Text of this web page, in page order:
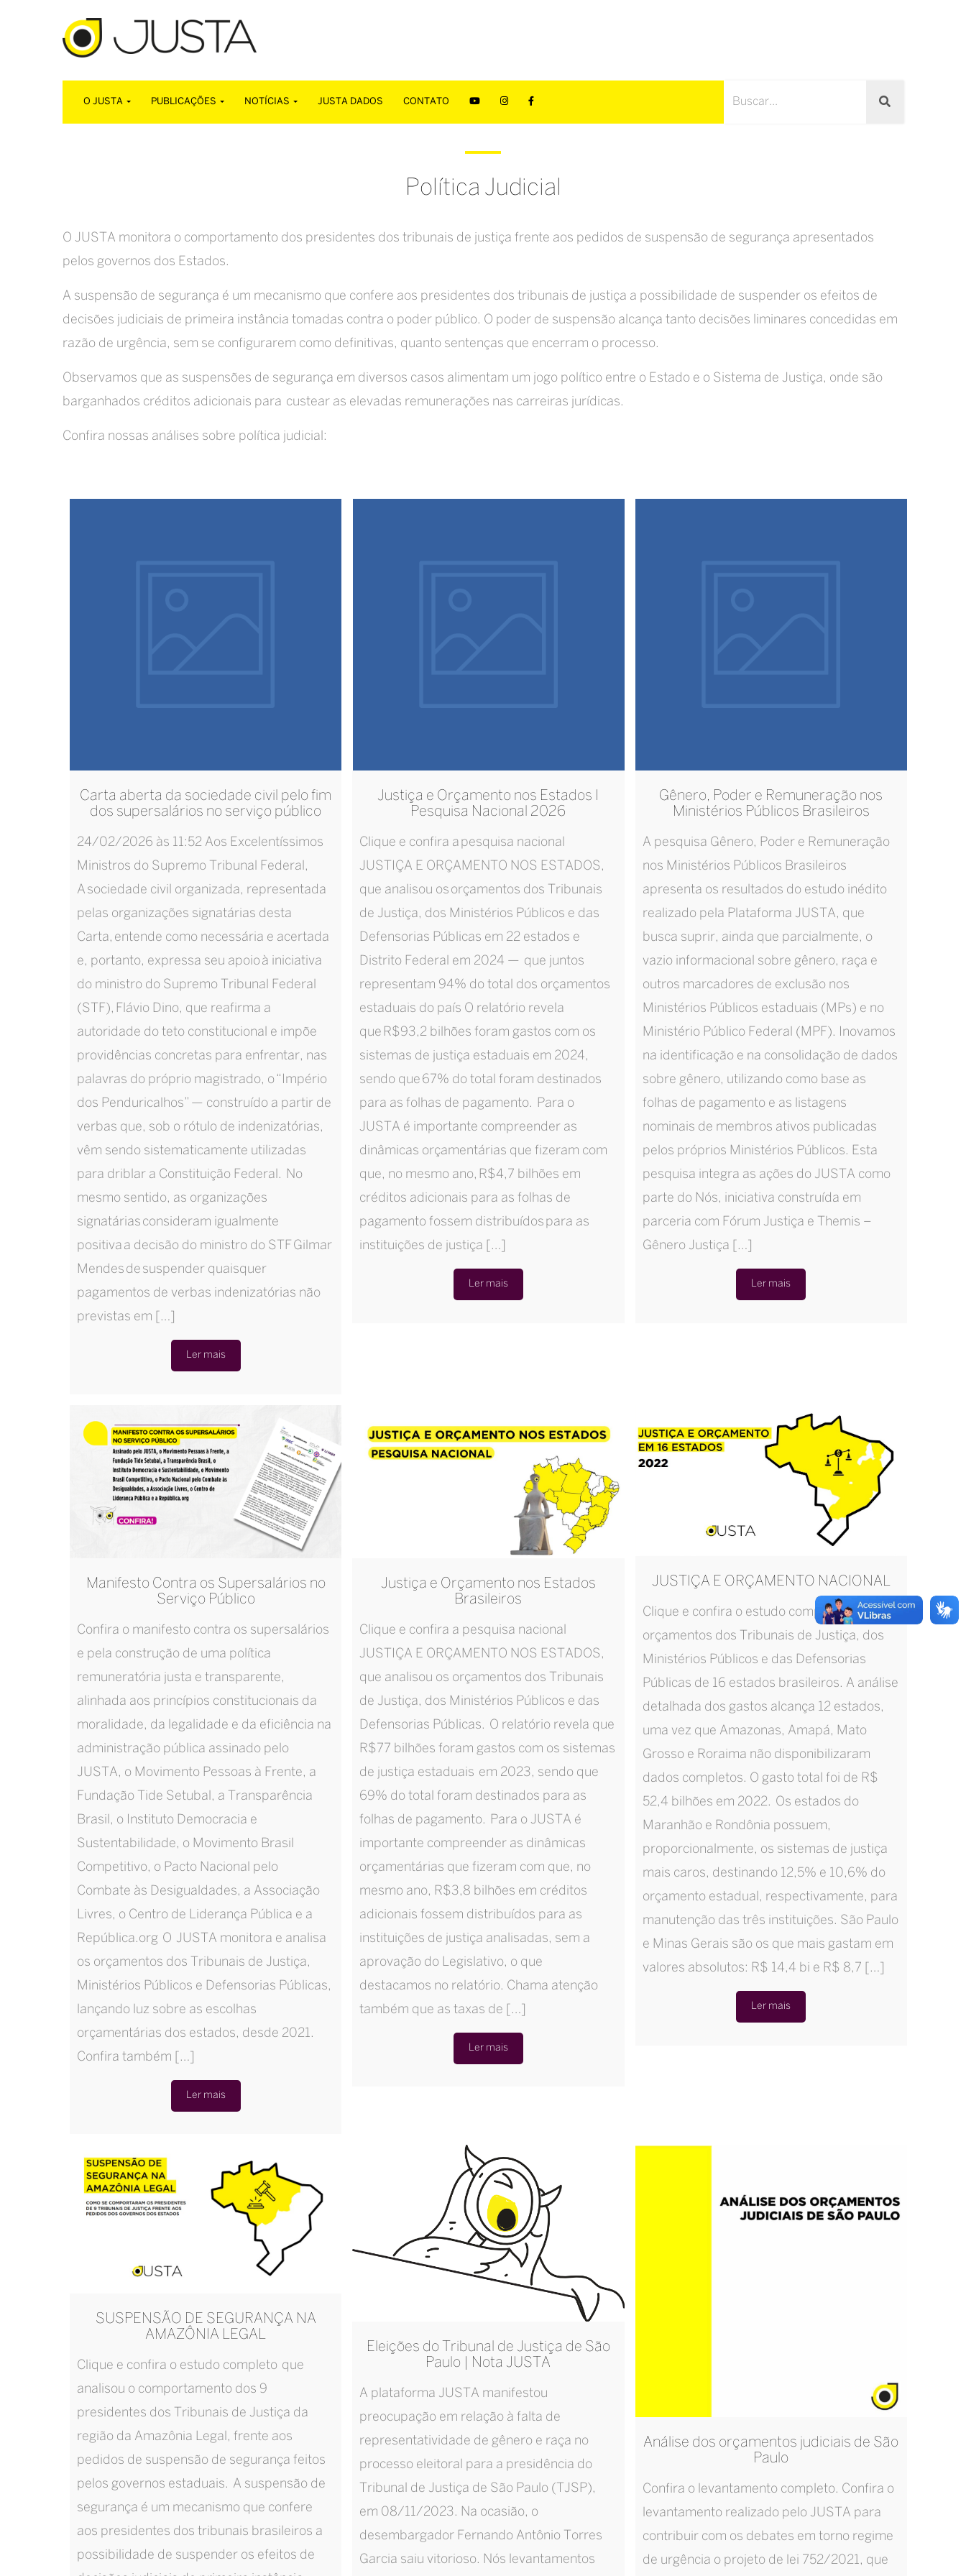
O JUSTA PUBLICAÇÕES NOTÍCIAS JUSTA DADOS CONTATO
Política Judicial
O JUSTA monitora o comportamento dos presidentes dos tribunais de justiça frente aos pedidos de suspensão de segurança apresentados
pelos governos dos Estados.
A suspensão de segurança é um mecanismo que confere aos presidentes dos tribunais de justiça a possibilidade de suspender os efeitos de
decisões judiciais de primeira instância tomadas contra o poder público. O poder de suspensão alcança tanto decisões liminares concedidas em
razão de urgência, sem se configurarem como definitivas, quanto sentenças que encerram o processo.
Observamos que as suspensões de segurança em diversos casos alimentam um jogo político entre o Estado e o Sistema de Justiça, onde são
barganhados créditos adicionais para custear as elevadas remunerações nas carreiras jurídicas.
Confira nossas análises sobre política judicial:
Carta aberta da sociedade civil pelo fim
dos supersalários no serviço público
24/02/2026 às 11:52 Aos Excelentíssimos
Ministros do Supremo Tribunal Federal,
A sociedade civil organizada, representada
pelas organizações signatárias desta
Carta, entende como necessária e acertada
e, portanto, expressa seu apoio à iniciativa
do ministro do Supremo Tribunal Federal
(STF), Flávio Dino, que reafirma a
autoridade do teto constitucional e impõe
providências concretas para enfrentar, nas
palavras do próprio magistrado, o “Império
dos Penduricalhos” — construído a partir de
verbas que, sob o rótulo de indenizatórias,
vêm sendo sistematicamente utilizadas
para driblar a Constituição Federal. No
mesmo sentido, as organizações
signatárias consideram igualmente
positiva a decisão do ministro do STF Gilmar
Mendes de suspender quaisquer
pagamentos de verbas indenizatórias não
previstas em […]
Ler mais
Justiça e Orçamento nos Estados I
Pesquisa Nacional 2026
Clique e confira a pesquisa nacional
JUSTIÇA E ORÇAMENTO NOS ESTADOS,
que analisou os orçamentos dos Tribunais
de Justiça, dos Ministérios Públicos e das
Defensorias Públicas em 22 estados e
Distrito Federal em 2024 — que juntos
representam 94% do total dos orçamentos
estaduais do país O relatório revela
que R$93,2 bilhões foram gastos com os
sistemas de justiça estaduais em 2024,
sendo que 67% do total foram destinados
para as folhas de pagamento. Para o
JUSTA é importante compreender as
dinâmicas orçamentárias que fizeram com
que, no mesmo ano, R$4,7 bilhões em
créditos adicionais para as folhas de
pagamento fossem distribuídos para as
instituições de justiça […]
Ler mais
Gênero, Poder e Remuneração nos
Ministérios Públicos Brasileiros
A pesquisa Gênero, Poder e Remuneração
nos Ministérios Públicos Brasileiros
apresenta os resultados do estudo inédito
realizado pela Plataforma JUSTA, que
busca suprir, ainda que parcialmente, o
vazio informacional sobre gênero, raça e
outros marcadores de exclusão nos
Ministérios Públicos estaduais (MPs) e no
Ministério Público Federal (MPF). Inovamos
na identificação e na consolidação de dados
sobre gênero, utilizando como base as
folhas de pagamento e as listagens
nominais de membros ativos publicadas
pelos próprios Ministérios Públicos. Esta
pesquisa integra as ações do JUSTA como
parte do Nós, iniciativa construída em
parceria com Fórum Justiça e Themis –
Gênero Justiça […]
Ler mais
Manifesto Contra os Supersalários no
Serviço Público
Confira o manifesto contra os supersalários
e pela construção de uma política
remuneratória justa e transparente,
alinhada aos princípios constitucionais da
moralidade, da legalidade e da eficiência na
administração pública assinado pelo
JUSTA, o Movimento Pessoas à Frente, a
Fundação Tide Setubal, a Transparência
Brasil, o Instituto Democracia e
Sustentabilidade, o Movimento Brasil
Competitivo, o Pacto Nacional pelo
Combate às Desigualdades, a Associação
Livres, o Centro de Liderança Pública e a
República.org O JUSTA monitora e analisa
os orçamentos dos Tribunais de Justiça,
Ministérios Públicos e Defensorias Públicas,
lançando luz sobre as escolhas
orçamentárias dos estados, desde 2021.
Confira também […]
Ler mais
Justiça e Orçamento nos Estados
Brasileiros
Clique e confira a pesquisa nacional
JUSTIÇA E ORÇAMENTO NOS ESTADOS,
que analisou os orçamentos dos Tribunais
de Justiça, dos Ministérios Públicos e das
Defensorias Públicas. O relatório revela que
R$77 bilhões foram gastos com os sistemas
de justiça estaduais em 2023, sendo que
69% do total foram destinados para as
folhas de pagamento. Para o JUSTA é
importante compreender as dinâmicas
orçamentárias que fizeram com que, no
mesmo ano, R$3,8 bilhões em créditos
adicionais fossem distribuídos para as
instituições de justiça analisadas, sem a
aprovação do Legislativo, o que
destacamos no relatório. Chama atenção
também que as taxas de […]
Ler mais
JUSTIÇA E ORÇAMENTO NACIONAL
Clique e confira o estudo completo dos
orçamentos dos Tribunais de Justiça, dos
Ministérios Públicos e das Defensorias
Públicas de 16 estados brasileiros. A análise
detalhada dos gastos alcança 12 estados,
uma vez que Amazonas, Amapá, Mato
Grosso e Roraima não disponibilizaram
dados completos. O gasto total foi de R$
52,4 bilhões em 2022. Os estados do
Maranhão e Rondônia possuem,
proporcionalmente, os sistemas de justiça
mais caros, destinando 12,5% e 10,6% do
orçamento estadual, respectivamente, para
manutenção das três instituições. São Paulo
e Minas Gerais são os que mais gastam em
valores absolutos: R$ 14,4 bi e R$ 8,7 […]
Ler mais
SUSPENSÃO DE SEGURANÇA NA
AMAZÔNIA LEGAL
Clique e confira o estudo completo que
analisou o comportamento dos 9
presidentes dos Tribunais de Justiça da
região da Amazônia Legal, frente aos
pedidos de suspensão de segurança feitos
pelos governos estaduais. A suspensão de
segurança é um mecanismo que confere
aos presidentes dos tribunais brasileiros a
possibilidade de suspender os efeitos de
Eleições do Tribunal de Justiça de São
Paulo | Nota JUSTA
A plataforma JUSTA manifestou
preocupação em relação à falta de
representatividade de gênero e raça no
processo eleitoral para a presidência do
Tribunal de Justiça de São Paulo (TJSP),
em 08/11/2023. Na ocasião, o
desembargador Fernando Antônio Torres
Garcia saiu vitorioso. Nós levantamentos
Análise dos orçamentos judiciais de São
Paulo
Confira o levantamento completo. Confira o
levantamento realizado pelo JUSTA para
contribuir com os debates em torno regime
de urgência o projeto de lei 752/2021, que